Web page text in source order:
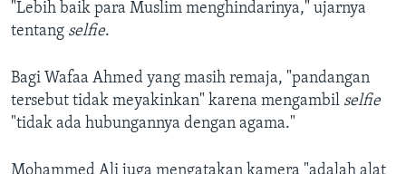
"Lebih baik para Muslim menghindarinya," ujarnya
tentang selfie.
Bagi Wafaa Ahmed yang masih remaja, "pandangan
tersebut tidak meyakinkan" karena mengambil selfie
"tidak ada hubungannya dengan agama."